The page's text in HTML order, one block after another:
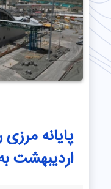
پایانه
اردیبهشت